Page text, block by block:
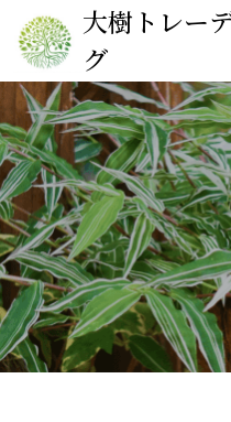
大樹トレー
グ